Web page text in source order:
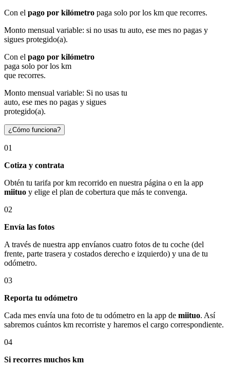
Con el pago por kilómetro paga solo por los km que recorres.
Monto mensual variable: si no usas tu auto, ese mes no pagas y
sigues protegido(a).
Con el pago por kilómetro
paga solo por los km
que recorres.
Monto mensual variable: Si no usas tu
auto, ese mes no pagas y sigues
protegido(a).
¿Cómo funciona?
01
Cotiza y contrata
Obtén tu tarifa por km recorrido en nuestra página o en la app
miituo y elige el plan de cobertura que más te convenga.
02
Envía las fotos
A través de nuestra app envíanos cuatro fotos de tu coche (del
frente, parte trasera y costados derecho e izquierdo) y una de tu
odómetro.
03
Reporta tu odómetro
Cada mes envía una foto de tu odómetro en la app de miituo. Así
sabremos cuántos km recorriste y haremos el cargo correspondiente.
04
Si recorres muchos km